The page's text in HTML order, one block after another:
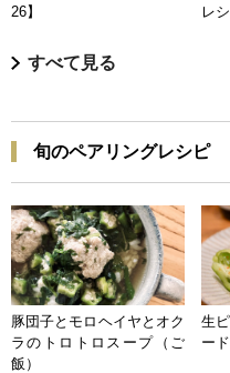
26】
レ
すべて見る
旬のペアリングレシピ
豚団子とモロヘイヤとオク
ラのトロトロスープ（ご
飯）
生
ード